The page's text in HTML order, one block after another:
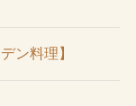
ン料理】